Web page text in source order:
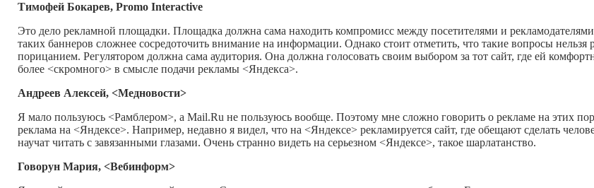
Тимофей Бокарев, Promo Interactive
Это дело рекламной площадки. Площадка должна сама находить компромисс между посетителями и
таких баннеров сложнее сосредоточить внимание на информации. Однако стоит отметить, что такие вопросы нельзя
порицанием. Регулятором должна сама аудитория. Она должна голосовать своим выбором за тот сайт, где ей
более <скромного> в смысле подачи рекламы <Яндекса>.
Андреев Алексей, <Медновости>
Я мало пользуюсь <Рамблером>, а Mail.Ru не пользуюсь вообще. Поэтому мне сложно говорить о рекламе на этих
реклама на <Яндексе>. Например, недавно я видел, что на <Яндексе> рекламируется сайт, где обещают сделать
научат читать с завязанными глазами. Очень странно видеть на серьезном <Яндексе>, такое шарлатанство.
Говорун Мария, <Вебинформ>